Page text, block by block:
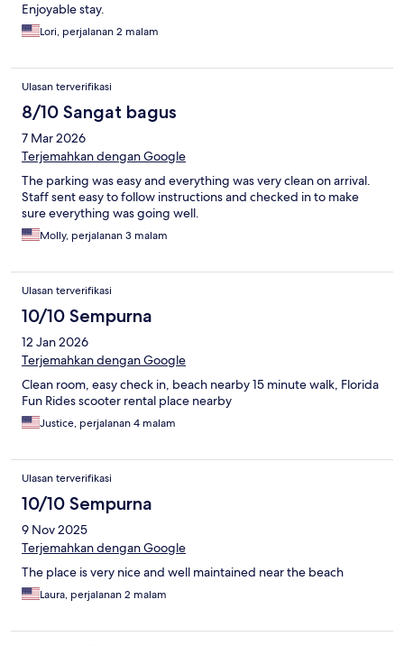
Enjoyable stay.
Lori, perjalanan 2 malam
Ulasan terverifikasi
8/10 Sangat bagus
7 Mar 2026
Terjemahkan dengan Google
The parking was easy and everything was very clean on arrival.
Staff sent easy to follow instructions and checked in to make
sure everything was going well.
Molly, perjalanan 3 malam
Ulasan terverifikasi
10/10 Sempurna
12 Jan 2026
Terjemahkan dengan Google
Clean room, easy check in, beach nearby 15 minute walk, Florida
Fun Rides scooter rental place nearby
Justice, perjalanan 4 malam
Ulasan terverifikasi
10/10 Sempurna
9 Nov 2025
Terjemahkan dengan Google
The place is very nice and well maintained near the beach
Laura, perjalanan 2 malam